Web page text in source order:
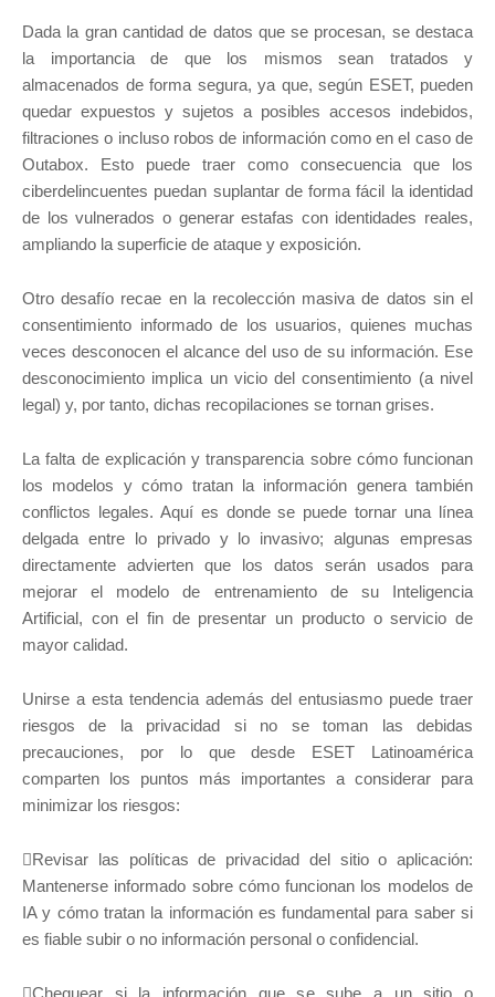
Dada la gran cantidad de datos que se procesan, se destaca
la importancia de que los mismos sean tratados y
almacenados de forma segura, ya que, según ESET, pueden
quedar expuestos y sujetos a posibles accesos indebidos,
filtraciones o incluso robos de información como en el caso de
Outabox. Esto puede traer como consecuencia que los
ciberdelincuentes puedan suplantar de forma fácil la identidad
de los vulnerados o generar estafas con identidades reales,
ampliando la superficie de ataque y exposición.
Otro desafío recae en la recolección masiva de datos sin el
consentimiento informado de los usuarios, quienes muchas
veces desconocen el alcance del uso de su información. Ese
desconocimiento implica un vicio del consentimiento (a nivel
legal) y, por tanto, dichas recopilaciones se tornan grises.
La falta de explicación y transparencia sobre cómo funcionan
los modelos y cómo tratan la información genera también
conflictos legales. Aquí es donde se puede tornar una línea
delgada entre lo privado y lo invasivo; algunas empresas
directamente advierten que los datos serán usados para
mejorar el modelo de entrenamiento de su Inteligencia
Artificial, con el fin de presentar un producto o servicio de
mayor calidad.
Unirse a esta tendencia además del entusiasmo puede traer
riesgos de la privacidad si no se toman las debidas
precauciones, por lo que desde ESET Latinoamérica
comparten los puntos más importantes a considerar para
minimizar los riesgos:
Revisar las políticas de privacidad del sitio o aplicación:
Mantenerse informado sobre cómo funcionan los modelos de
IA y cómo tratan la información es fundamental para saber si
es fiable subir o no información personal o confidencial.